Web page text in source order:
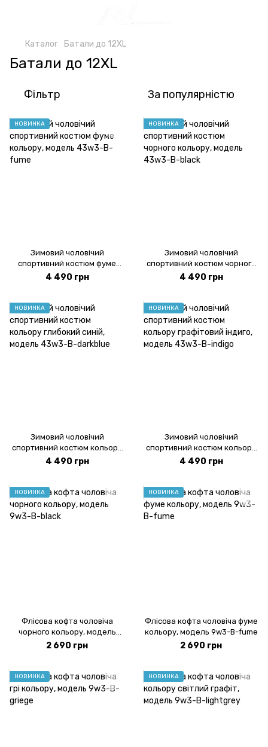
Каталог Батали до 12XL
Батали до 12XL
Фільтр За популярністю
НОВИНКА
Зимовий чоловічий
спортивний костюм фуме
кольору, модель 43w3-B-
4 490 грн
НОВИНКА
Зимовий чоловічий
спортивний костюм чорного
кольору, модель 43w3-B-
4 490 грн
НОВИНКА
Зимовий чоловічий
спортивний костюм кольору
глибокий синій, модель
4 490 грн
НОВИНКА
Зимовий чоловічий
спортивний костюм кольору
графітовий індиго, модель
4 490 грн
НОВИНКА
Флісова кофта чоловіча
чорного кольору, модель
9w3-B-black
2 690 грн
НОВИНКА
Флісова кофта чоловіча фуме
кольору, модель 9w3-B-fume
2 690 грн
НОВИНКА НОВИНКА